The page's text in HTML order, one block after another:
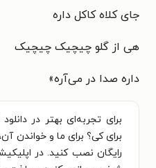
جای کلاه کاکل داره
هی از گلو چیچیک چیچیک
داره صدا در می‌آره»
برای تجربه‌ای بهتر در
برای کی؟ برای ما و خواندن
رایگان نصب کنید. در